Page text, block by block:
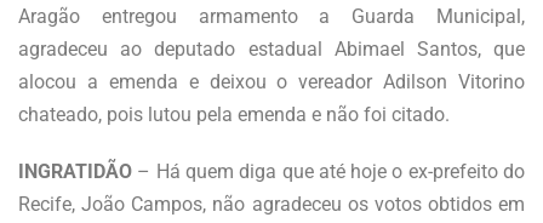
Aragão entregou armamento a Guarda Municipal,
agradeceu ao deputado estadual Abimael Santos, que
alocou a emenda e deixou o vereador Adilson Vitorino
chateado, pois lutou pela emenda e não foi citado.
INGRATIDÃO – Há quem diga que até hoje o ex-prefeito do
Recife, João Campos, não agradeceu os votos obtidos em